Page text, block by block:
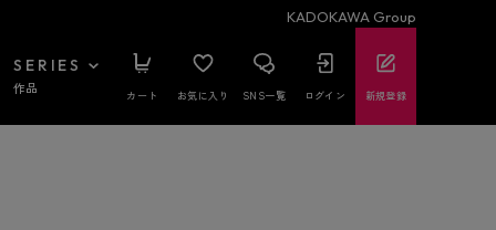
KADOKAWA Group
SERIES
作品 カート お気に入り SNS一覧 ログイン 新規登録